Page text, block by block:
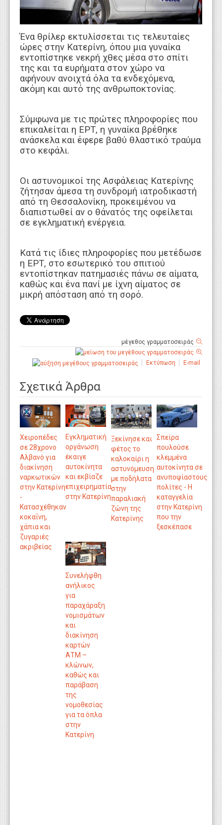
Ένα θρίλερ εκτυλίσσεται τις τελευταίες
ώρες στην Κατερίνη, όπου μια γυναίκα
εντοπίστηκε νεκρή χθες μέσα στο σπίτι
της και τα ευρήματα στον χώρο να
αφήνουν ανοιχτά όλα τα ενδεχόμενα,
ακόμη και αυτό της ανθρωποκτονίας.
Σύμφωνα με τις πρώτες πληροφορίες που
επικαλείται η ΕΡΤ, η γυναίκα βρέθηκε
ανάσκελα και έφερε βαθύ θλαστικό τραύμα
στο κεφάλι.
Οι αστυνομικοί της Ασφάλειας Κατερίνης
ζήτησαν άμεσα τη συνδρομή ιατροδικαστή
από τη Θεσσαλονίκη, προκειμένου να
διαπιστωθεί αν ο θάνατός της οφείλεται
σε εγκληματική ενέργεια.
Κατά τις ίδιες πληροφορίες που μετέδωσε
η ΕΡΤ, στο εσωτερικό του σπιτιού
εντοπίστηκαν πατημασιές πάνω σε αίματα,
καθώς και ένα πανί με ίχνη αίματος σε
μικρή απόσταση από τη σορό.
μέγεθος γραμματοσειράς
Εκτύπωση E-mail
Σχετικά Άρθρα
Χειροπέδες
σε 28χρονο
Αλβανό για
διακίνηση
ναρκωτικών
στην Κατερίνη
-
Κατασχέθηκαν
κοκαΐνη,
χάπια και
ζυγαριές
ακριβείας
Εγκληματική
οργάνωση
έκαιγε
αυτοκίνητα
και εκβίαζε
επιχειρηματία
στην Κατερίνη
Ξεκίνησε και
φέτος το
καλοκαίρι η
αστυνόμευση
με ποδήλατα
στην
παραλιακή
ζώνη της
Κατερίνης
Σπείρα
πουλούσε
κλεμμένα
αυτοκίνητα σε
ανυποψίαστους
πολίτες - Η
καταγγελία
στην Κατερίνη
που την
ξεσκέπασε
Συνελήφθη
ανήλικος
για
παραχάραξη
νομισμάτων
και
διακίνηση
καρτών
ΑΤΜ –
κλώνων,
καθώς και
παράβαση
της
νομοθεσίας
για τα όπλα
στην
Κατερίνη